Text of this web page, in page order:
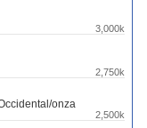
onza
3,000k
2,500k
2,750k